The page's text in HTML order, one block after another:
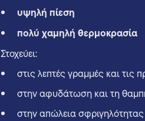
υψηλή πίεση
πολύ χαμηλή θερμοκρασία
Στοχεύει:
στις λεπτές γραμμές και τις
στην αφυδάτωση και τη
στην απώλεια σφριγηλότητας